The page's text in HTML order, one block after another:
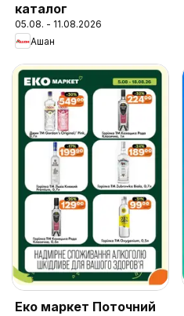
каталог
05.08. - 11.08.2026
Ашан
Еко маркет Поточний